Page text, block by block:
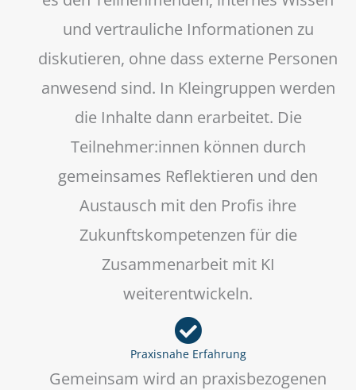
und vertrauliche Informationen zu
diskutieren, ohne dass externe Personen
anwesend sind. In Kleingruppen werden
die Inhalte dann erarbeitet. Die
Teilnehmer:innen können durch
gemeinsames Reflektieren und den
Austausch mit den Profis ihre
Zukunftskompetenzen für die
Zusammenarbeit mit KI
weiterentwickeln.
Praxisnahe Erfahrung
Gemeinsam wird an praxisbezogenen